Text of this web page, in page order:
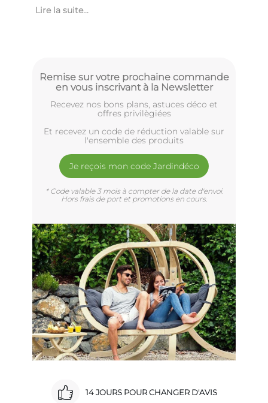
Lire la suite...
Remise sur votre prochaine commande
en vous inscrivant à la Newsletter
Recevez nos bons plans, astuces déco et
offres privilègiées
Et recevez un code de réduction valable sur
l'ensemble des produits
Je reçois mon code Jardindéco
* Code valable 3 mois à compter de la date d'envoi.
Hors frais de port et promotions en cours.
14 JOURS POUR CHANGER D'AVIS